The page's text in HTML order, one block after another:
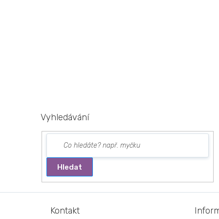
Vyhledávání
Hledat
Kontakt